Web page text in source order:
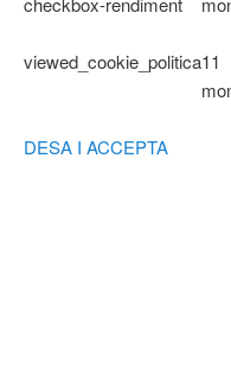
viewed_cookie_politica11
DESA I ACCEPTA